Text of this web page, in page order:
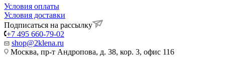
Условия оплаты
Условия доставки
Подписаться на рассылку
+7 495 660-79-02
shop@2klena.ru
Москва, пр-т Андропова, д. 38, кор. 3, офис 116